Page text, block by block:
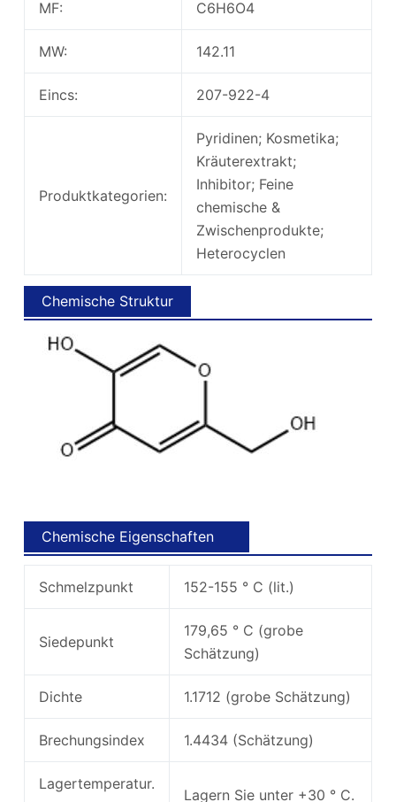
MF: C6H6O4
MW: 142.11
Eincs: 207-922-4
Produktkategorien:
Pyridinen; Kosmetika;
Kräuterextrakt;
Inhibitor; Feine
chemische &
Zwischenprodukte;
Heterocyclen
Chemische Struktur
Chemische Eigenschaften
Schmelzpunkt 152-155 ° C (lit.)
Siedepunkt
179,65 ° C (grobe
Schätzung)
Dichte 1.1712 (grobe Schätzung)
Brechungsindex 1.4434 (Schätzung)
Lagertemperatur.
Lagern Sie unter +30 ° C.